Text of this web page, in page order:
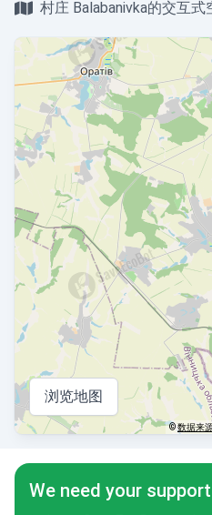
村庄 Balabanivka的交互式
浏览地图
©数据来
We need your support